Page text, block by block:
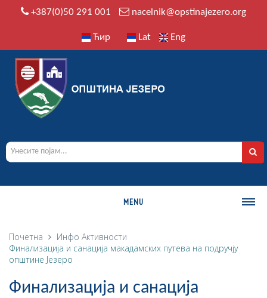
+387(0)50 291 001 nacelnik@opstinajezero.org
Ћир Lat Eng
MENU
О ОПШТИНИ
Историја
Географија
Почетна Инфо Активности
Финализација и санација макадамских путева на подручју
општине Језеро
Финализација и санација